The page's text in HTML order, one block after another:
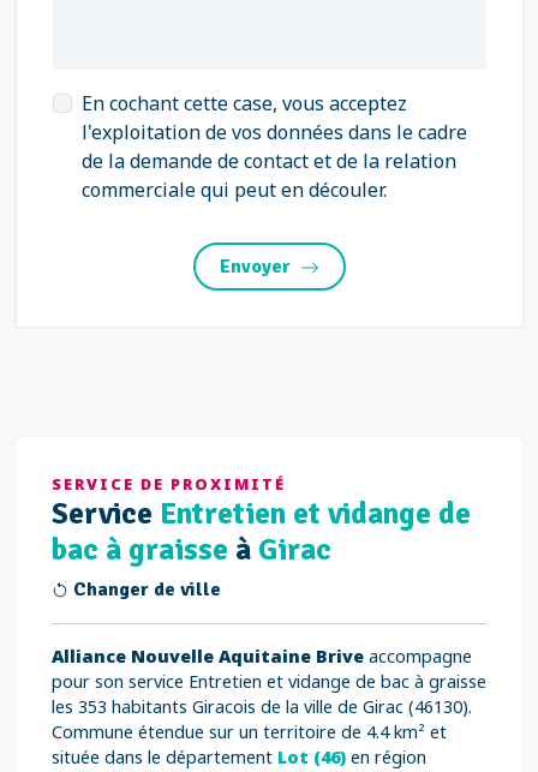
En cochant cette case, vous acceptez
l'exploitation de vos données dans le cadre
de la demande de contact et de la relation
commerciale qui peut en découler.
Envoyer
SERVICE DE PROXIMITÉ
Service Entretien et vidange de
bac à graisse à Girac
Changer de ville
Alliance Nouvelle Aquitaine Brive accompagne
pour son service Entretien et vidange de bac à graisse
les 353 habitants Giracois de la ville de Girac (46130).
Commune étendue sur un territoire de 4.4 km² et
située dans le département Lot (46) en région